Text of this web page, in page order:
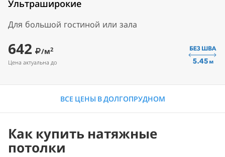
Ультраширокие
Для большой гостиной или зала
642 /м2
Цена актуальна до
ВСЕ ЦЕНЫ В ДОЛГОПРУДНОМ
Как купить натяжные
потолки